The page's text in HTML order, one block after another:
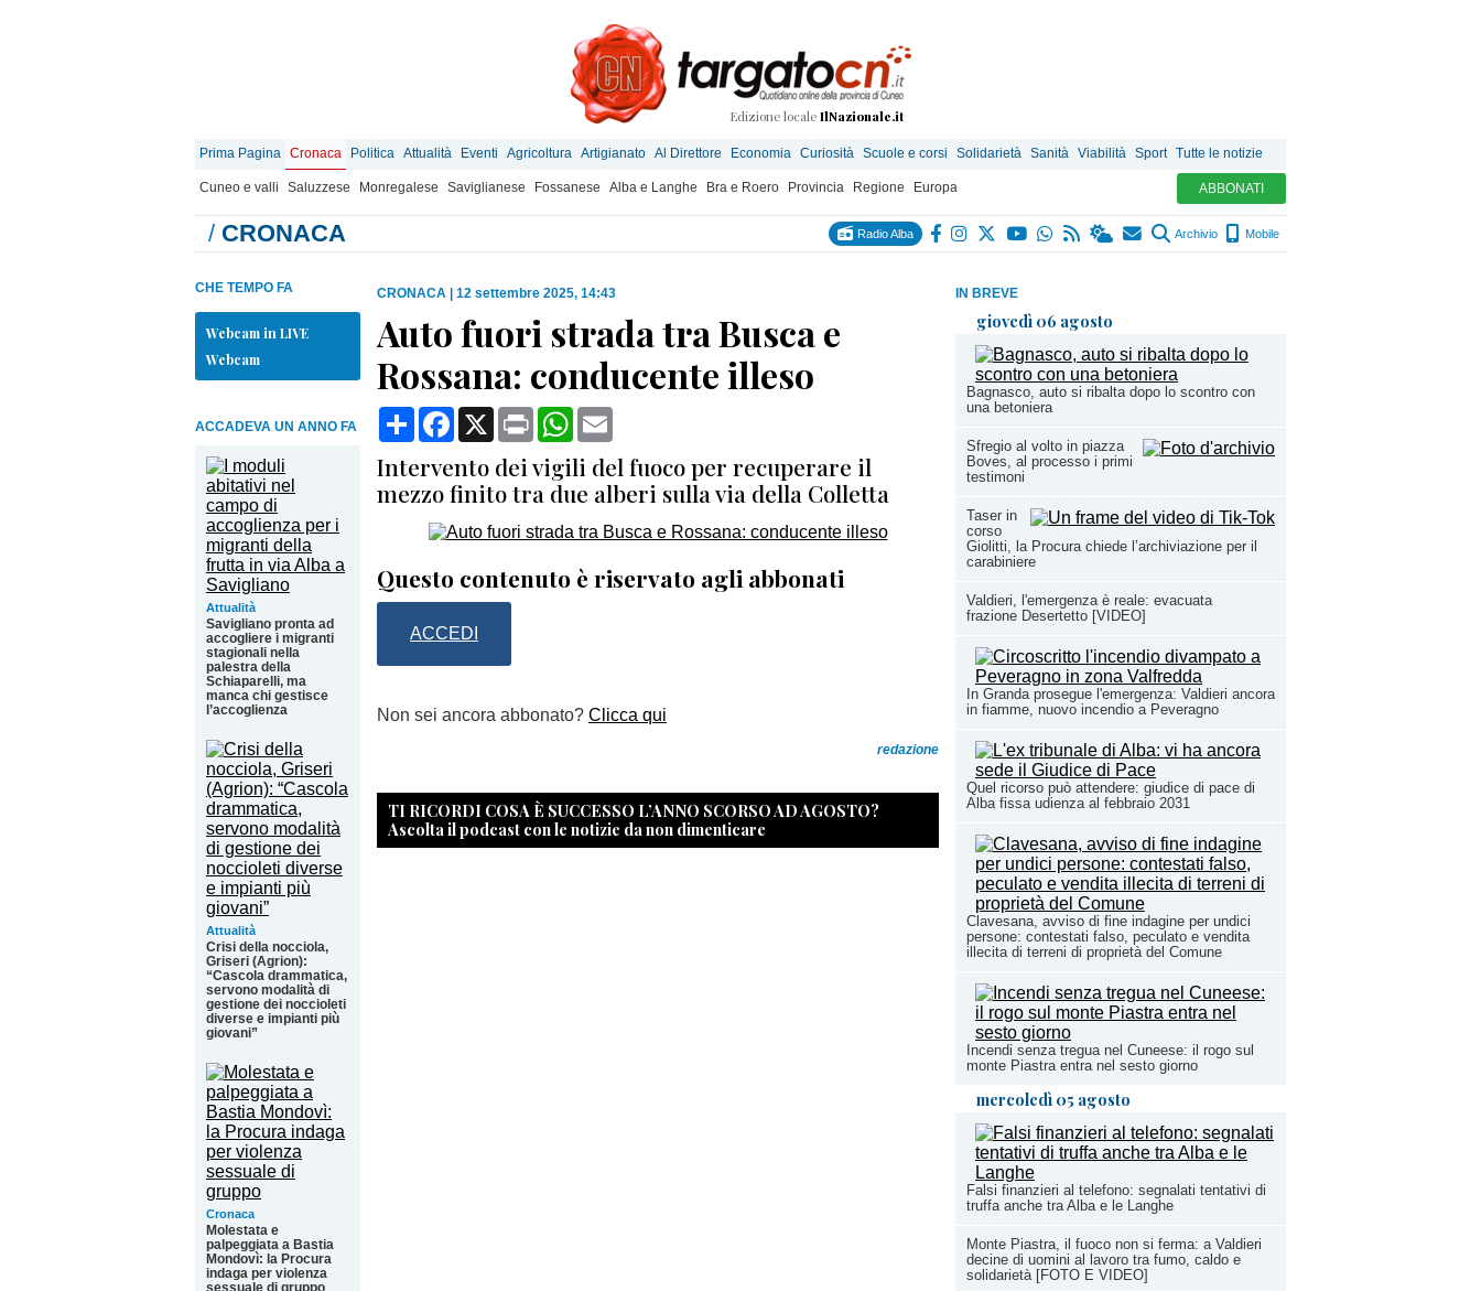
Edizione locale IlNazionale.it
Prima Pagina Cronaca Politica Attualità Eventi Agricoltura Artigianato Al Direttore Economia Curiosità Scuole e corsi Solidarietà Sanità Viabilità Sport Tutte le notizie
Cuneo e valli Saluzzese Monregalese Saviglianese Fossanese Alba e Langhe Bra e Roero Provincia Regione Europa ABBONATI
/ CRONACA Radio Alba Archivio Mobile
IN BREVE
giovedì 06 agosto
Bagnasco, auto si ribalta dopo lo scontro con
una betoniera
Sfregio al volto in piazza
Boves, al processo i primi
testimoni
Taser in
corso
Giolitti, la Procura chiede l’archiviazione per il
carabiniere
Valdieri, l'emergenza è reale: evacuata
frazione Desertetto [VIDEO]
In Granda prosegue l'emergenza: Valdieri ancora
in fiamme, nuovo incendio a Peveragno
Quel ricorso può attendere: giudice di pace di
Alba fissa udienza al febbraio 2031
Clavesana, avviso di fine indagine per undici
persone: contestati falso, peculato e vendita
illecita di terreni di proprietà del Comune
Incendi senza tregua nel Cuneese: il rogo sul
monte Piastra entra nel sesto giorno
mercoledì 05 agosto
Falsi finanzieri al telefono: segnalati tentativi di
truffa anche tra Alba e le Langhe
Monte Piastra, il fuoco non si ferma: a Valdieri
decine di uomini al lavoro tra fumo, caldo e
solidarietà [FOTO E VIDEO]
CHE TEMPO FA
Webcam in LIVE
Webcam
ACCADEVA UN ANNO FA
Attualità
Savigliano pronta ad
accogliere i migranti
stagionali nella
palestra della
Schiaparelli, ma
manca chi gestisce
l’accoglienza
Attualità
Crisi della nocciola,
Griseri (Agrion):
“Cascola drammatica,
servono modalità di
gestione dei noccioleti
diverse e impianti più
giovani”
Cronaca
Molestata e
palpeggiata a Bastia
Mondovì: la Procura
indaga per violenza
sessuale di gruppo
CRONACA 12 settembre 2025, 14:43
Auto fuori strada tra Busca e
Rossana: conducente illeso
CondividiFacebook
X Print WhatsApp
Intervento dei vigili del fuoco per recuperare il
mezzo finito tra due alberi sulla via della Colletta
Questo contenuto è riservato agli abbonati
ACCEDI
Non sei ancora abbonato? Clicca qui
redazione
TI RICORDI COSA È SUCCESSO L’ANNO SCORSO AD AGOSTO?
Ascolta il podcast con le notizie da non dimenticare